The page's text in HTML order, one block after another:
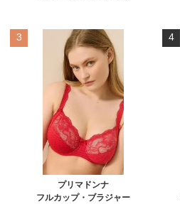
3
プリマドンナ
フルカップ・ブラジャー
4